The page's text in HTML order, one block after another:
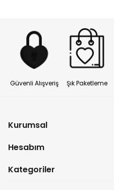
Güvenli Alışveriş Şık Paketleme
Kurumsal
Hesabım
Kategoriler